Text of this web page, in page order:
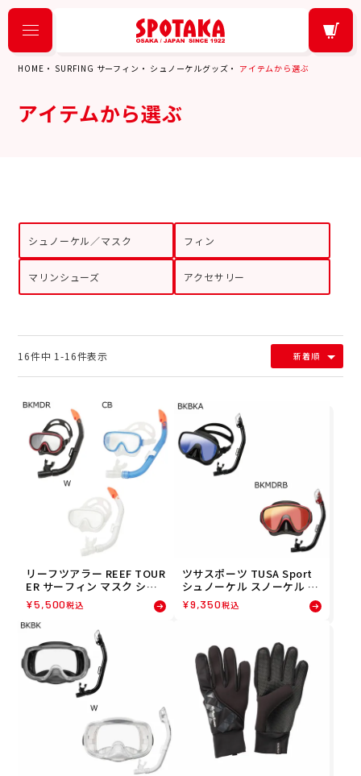
HOME SURFING サーフィン シュノーケルグッズ アイテムから選ぶ
アイテムから選ぶ
シュノーケル／マスク フィン
マリンシューズ アクセサリー
新着順
16件中 1-16件表示
リーフツアラー REEF TOUR
ER サーフィン マスク シュ
ノーケリング 2点セット RC
0110
¥5,500税込
ツサスポーツ TUSA Sport
シュノーケル スノーケル シ
ュノーケリングセット2点
(大人用) UC0118M メンズ
¥9,350税込